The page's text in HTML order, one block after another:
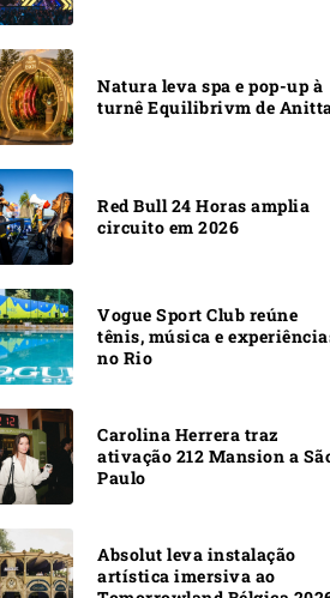
Natura leva spa e pop-up à
turnê Equilibrivm de
Red Bull 24 Horas amplia
circuito em 2026
Vogue Sport Club reúne
tênis, música e
no Rio
Carolina Herrera traz
ativação 212 Mansion a
Paulo
Absolut leva instalação
artística imersiva ao